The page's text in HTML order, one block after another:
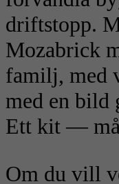
driftstopp.
Mozabrick
familj, med
med en bild
Ett kit —
Om du vill